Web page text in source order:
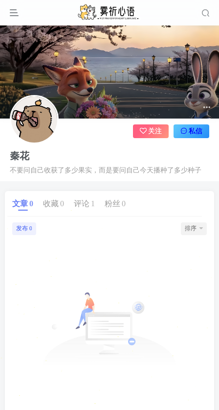
秦花
不要问自己收获了多少果实，而是要问自己今天播种了多少种子
关注 私信
文章0 收藏 0 评论 1 粉丝 0
发布 0 排序